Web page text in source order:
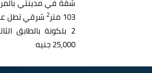
شقة في مدينتي
103 متر
2
2 بلكونة بالطابق
25,000 جنيه